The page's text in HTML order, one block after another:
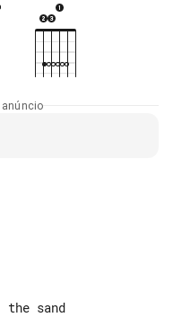
anúncio
the sand